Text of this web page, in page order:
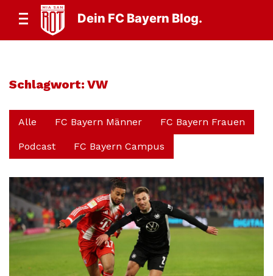
Dein FC Bayern Blog.
Schlagwort: VW
Alle FC Bayern Männer FC Bayern Frauen
Podcast FC Bayern Campus